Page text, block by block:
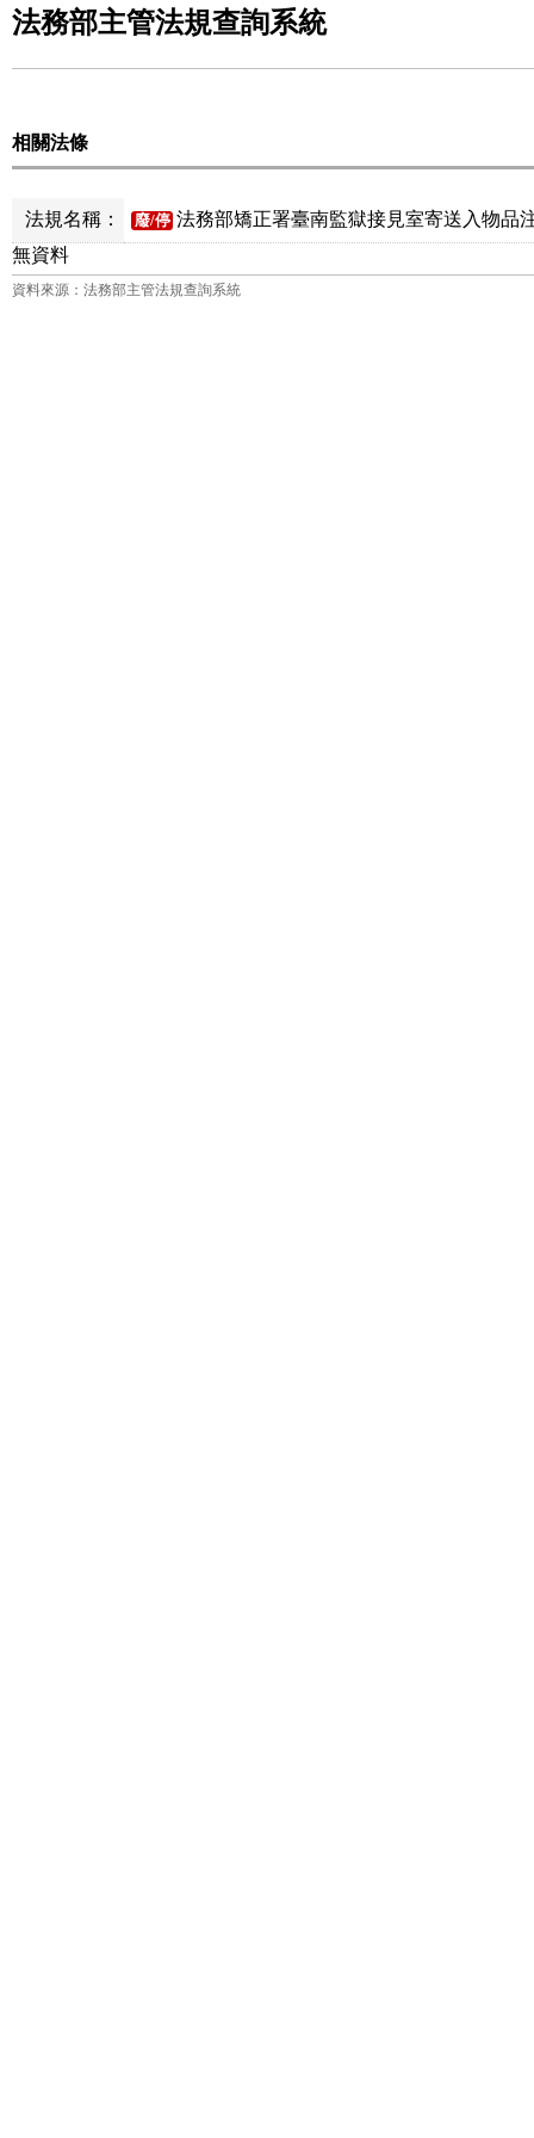
法務部主管法規查詢系統
相關法條
法規名稱： 廢/停 法務部矯正署臺南監獄接見室寄送入物品
無資料
資料來源：法務部主管法規查詢系統